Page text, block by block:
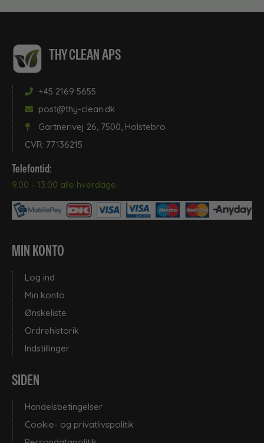
THY CLEAN APS
+45 2169 5655
post@thy-clean.dk
Gartnerivej 26, 7500, Holstebro
CVR: 77136215
Telefontid:
9.00 - 13:00 alle hverdage.
MIN KONTO
Log ind
Min konto
Ønskeliste
Ordrehistorik
Indstillinger
SIDEN
Handelsbetingelser
Cookie- og privatlivspolitik